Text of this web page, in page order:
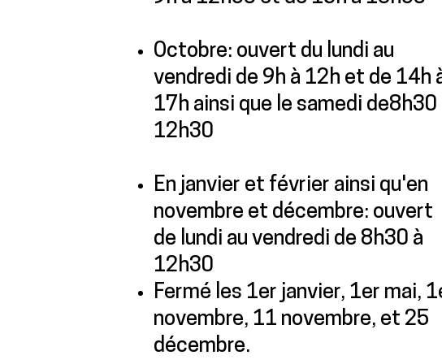
Octobre: ouvert du lundi au
vendredi de 9h à 12h et de 14h
17h ainsi que le samedi de8h30
12h30
En janvier et février ainsi qu'en
novembre et décembre: ouvert
de lundi au vendredi de 8h30 à
12h30
Fermé les 1er janvier, 1er mai,
novembre, 11 novembre, et 25
décembre.